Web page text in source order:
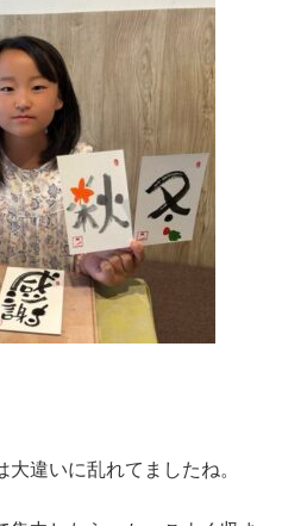
違いに乱れてましたね。